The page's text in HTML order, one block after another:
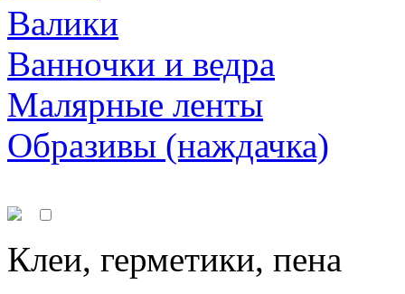
Валики
Ванночки и ведра
Малярные ленты
Образивы (наждачка)
Клеи, герметики, пена